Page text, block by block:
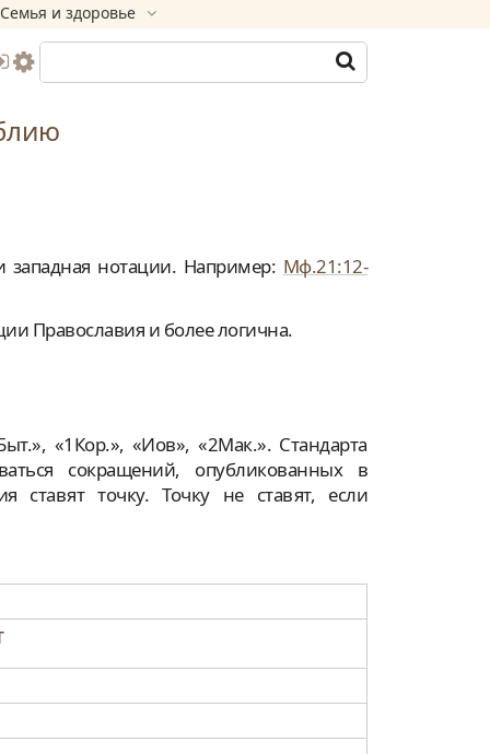
Семья и здоровье
западная нотации. Например: Мф.21:12-
Православия и более логична.
«1Кор.», «Иов», «2Мак.». Стандарта
сокращений, опубликованных в
точку. Точку не ставят, если